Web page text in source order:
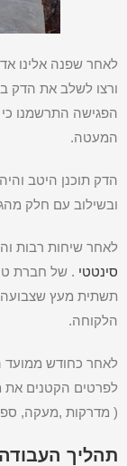
לאחר שפנה אלינו
ורצו לשלב את הדק
הפגישה התרשמנו כי
המעטה.
הדק תוכנן היטב
ובשילוב עם חלק
לאחר שיחות רבות
סינטטי . של חברת
תשתית מעץ
הלקוחה.
לאחר כחודש ממועד
לפרטים הקטנים את
( מדרקות ,מעקה,
תהליך